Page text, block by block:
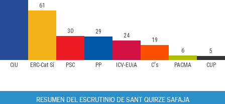
CiU ERC-Cat Sí PSC PP ICV-EUiA C's PACMA CUP
61
30 29
24
19
6
5
RESUMEN DEL ESCRUTINIO DE SANT QUIRZE SAFAJA